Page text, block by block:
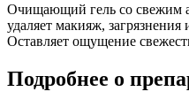
Очищающий гель со свежим
удаляет макияж,
Оставляет ощущение
Подробнее о